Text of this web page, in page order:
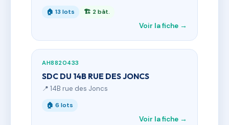
🏠 13 lots 🏗 2 bât.
Voir la fiche →
AH8820433
SDC DU 14B RUE DES JONCS
📍 14B rue des Joncs
🏠 6 lots
Voir la fiche →